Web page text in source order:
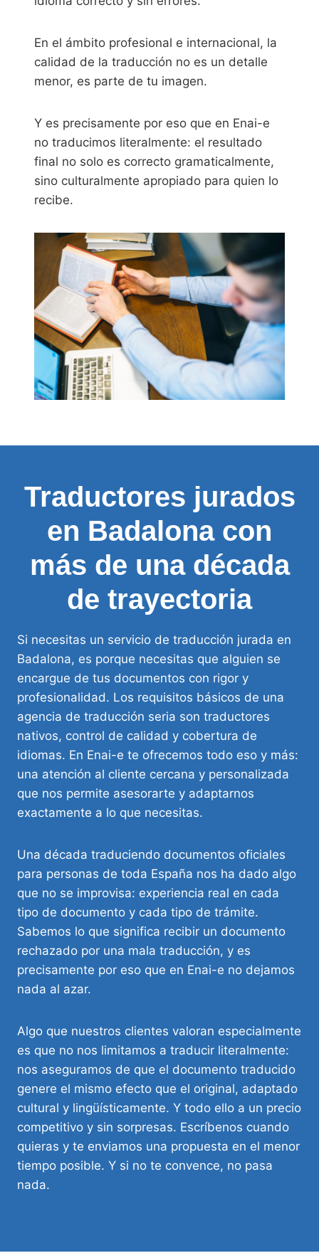
En el ámbito profesional e internacional, la
calidad de la traducción no es un detalle
menor, es parte de tu imagen.
Y es precisamente por eso que en Enai-e
no traducimos literalmente: el resultado
final no solo es correcto gramaticalmente,
sino culturalmente apropiado para quien lo
recibe.
Traductores jurados
en Badalona con
más de una década
de trayectoria
Si necesitas un servicio de traducción jurada en
Badalona, es porque necesitas que alguien se
encargue de tus documentos con rigor y
profesionalidad. Los requisitos básicos de una
agencia de traducción seria son traductores
nativos, control de calidad y cobertura de
idiomas. En Enai-e te ofrecemos todo eso y más:
una atención al cliente cercana y personalizada
que nos permite asesorarte y adaptarnos
exactamente a lo que necesitas.
Una década traduciendo documentos oficiales
para personas de toda España nos ha dado algo
que no se improvisa: experiencia real en cada
tipo de documento y cada tipo de trámite.
Sabemos lo que significa recibir un documento
rechazado por una mala traducción, y es
precisamente por eso que en Enai-e no dejamos
nada al azar.
Algo que nuestros clientes valoran especialmente
es que no nos limitamos a traducir literalmente:
nos aseguramos de que el documento traducido
genere el mismo efecto que el original, adaptado
cultural y lingüísticamente. Y todo ello a un precio
competitivo y sin sorpresas. Escríbenos cuando
quieras y te enviamos una propuesta en el menor
tiempo posible. Y si no te convence, no pasa
nada.